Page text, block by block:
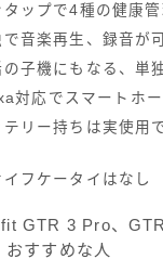
タップで4種の健康管
で音楽再生、録音が
の子機にもなる、単
対応でスマートホー
テリー持ちは実使用
イフケータイはなし
GTR 3 Pro、
おすすめな人